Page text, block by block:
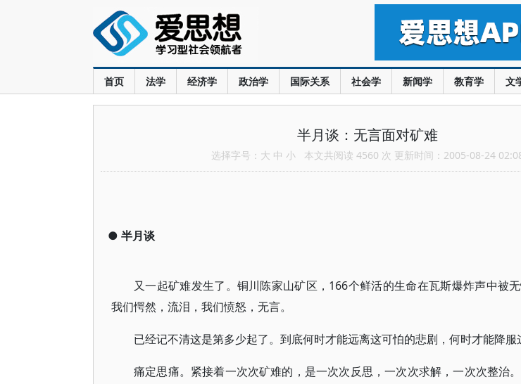
首页 法学 经济学 政治学 国际关系 社会学 新闻学 教育学 文
半月谈：无言面对矿难
选择字号： 大 中 小 本文共阅读 4560 次 更新时间：2005-08-24
● 半月谈
又一起矿难发生了。铜川陈家山矿区，166个鲜活的生命在瓦斯爆炸声中被
我们愕然，流泪，我们愤怒，无言。
已经记不清这是第多少起了。到底何时才能远离这可怕的悲剧，何时才能降服
痛定思痛。紧接着一次次矿难的，是一次次反思，一次次求解，一次次整治